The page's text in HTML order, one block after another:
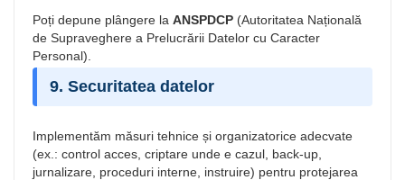
Poți depune plângere la ANSPDCP (Autoritatea Națională
de Supraveghere a Prelucrării Datelor cu Caracter
Personal).
9. Securitatea datelor
Implementăm măsuri tehnice și organizatorice adecvate
(ex.: control acces, criptare unde e cazul, back-up,
jurnalizare, proceduri interne, instruire) pentru protejarea